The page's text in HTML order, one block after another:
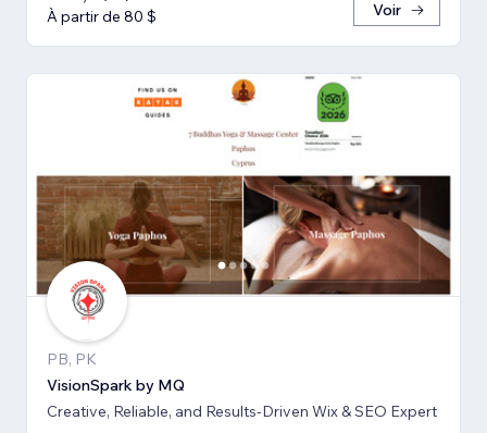
À partir de 80 $
Voir
PB, PK
VisionSpark by MQ
Creative, Reliable, and Results-Driven Wix & SEO Expert